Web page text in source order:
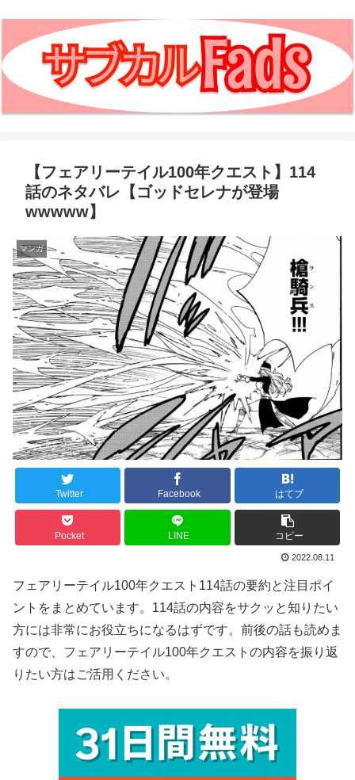
【フェアリーテイル100年クエスト】114
話のネタバレ【ゴッドセレナが登場
wwwww】
マンガ
Twitter Facebook はてブ
Pocket LINE コピー
2022.08.11
フェアリーテイル100年クエスト114話の要約と注目ポイ
ントをまとめています。114話の内容をサクッと知りたい
方には非常にお役立ちになるはずです。前後の話も読めま
すので、フェアリーテイル100年クエストの内容を振り返
りたい方はご活用ください。